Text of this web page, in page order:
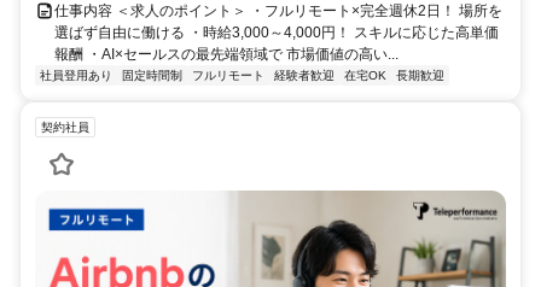
仕事内容 ＜求人のポイント＞ ・フルリモート×完全週休2日！ 場所を
選ばず自由に働ける ・時給3,000～4,000円！ スキルに応じた高単価
報酬 ・AI×セールスの最先端領域で 市場価値の高い...
社員登用あり 固定時間制 フルリモート 経験者歓迎 在宅OK 長期歓迎
契約社員